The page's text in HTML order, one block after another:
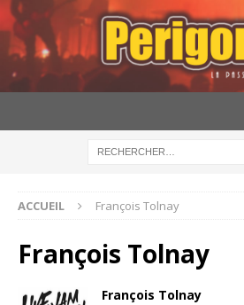
ACCUEIL François Tolnay
François Tolnay
François Tolnay